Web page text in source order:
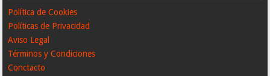
Política de Cookies
Políticas de Privacidad
Aviso Legal
Términos y Condiciones
Conctacto